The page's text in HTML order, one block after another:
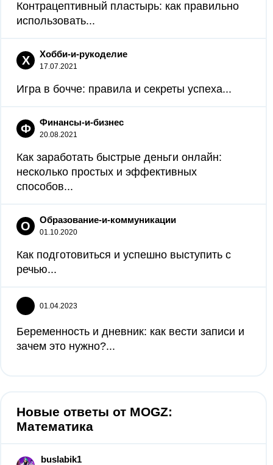
Контрацептивный пластырь: как правильно
использовать...
Х Хобби-и-рукоделие
17.07.2021
Игра в бочче: правила и секреты успеха...
Ф Финансы-и-бизнес
20.08.2021
Как заработать быстрые деньги онлайн:
несколько простых и эффективных
способов...
О Образование-и-коммуникации
01.10.2020
Как подготовиться и успешно выступить с
речью...
01.04.2023
Беременность и дневник: как вести записи и
зачем это нужно?...
Новые ответы от MOGZ:
Математика
buslabik1